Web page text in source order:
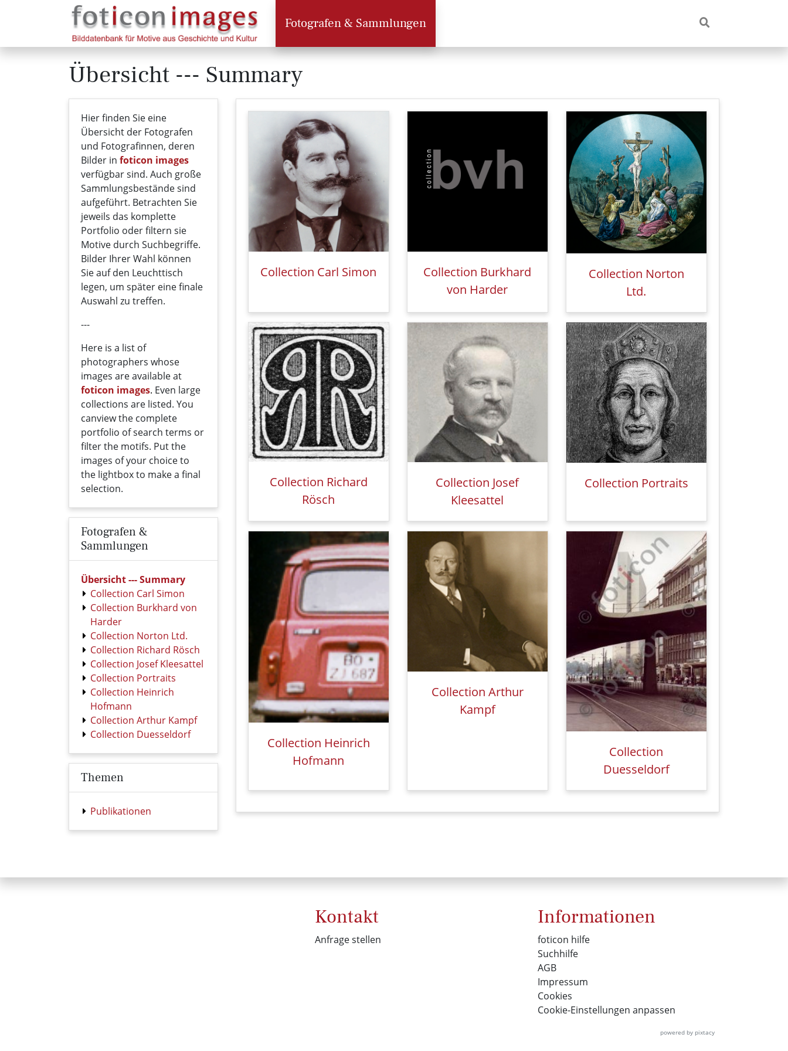
Fotografen & Sammlungen
Übersicht --- Summary
Hier finden Sie eine
Übersicht der Fotografen
und Fotografinnen, deren
Bilder in foticon images
verfügbar sind. Auch große
Sammlungsbestände sind
aufgeführt. Betrachten Sie
jeweils das komplette
Portfolio oder filtern sie
Motive durch Suchbegriffe.
Bilder Ihrer Wahl können
Sie auf den Leuchttisch
legen, um später eine finale
Auswahl zu treffen.
---
Here is a list of
photographers whose
images areavailableat
foticon images. Even large
collections are listed. You
canview the complete
portfolio ofsearch terms or
filterthe motifs. Put the
images of your choiceto
the lightboxto make a final
selection.
Fotografen &
Sammlungen
Übersicht --- Summary
Collection Carl Simon
Collection Burkhard von
Harder
Collection Norton Ltd.
Collection Richard Rösch
Collection Josef Kleesattel
Collection Portraits
Collection Heinrich
Hofmann
Collection Arthur Kampf
Collection Duesseldorf
Themen
Publikationen
Collection Carl Simon
Collection Burkhard
von Harder
Collection Norton
Ltd.
Collection Richard
Rösch
Collection Josef
Kleesattel
Collection Portraits
Collection Heinrich
Hofmann
Collection Arthur
Kampf
Collection
Duesseldorf
Kontakt
Anfrage stellen
Informationen
foticon hilfe
Suchhilfe
AGB
Impressum
Cookies
Cookie-Einstellungen anpassen
powered by pixtacy